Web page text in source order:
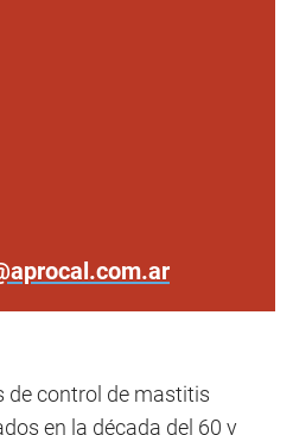
de control de mastitis
en la década del 60 y